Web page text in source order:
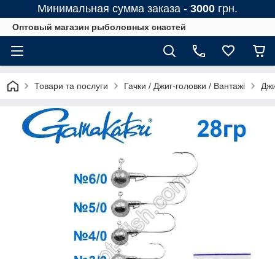
Минимальная сумма заказа - 3000 грн.
Оптовый магазин рыболовных снастей
Товари та послуги Гачки / Джиг-головки / Вантажі